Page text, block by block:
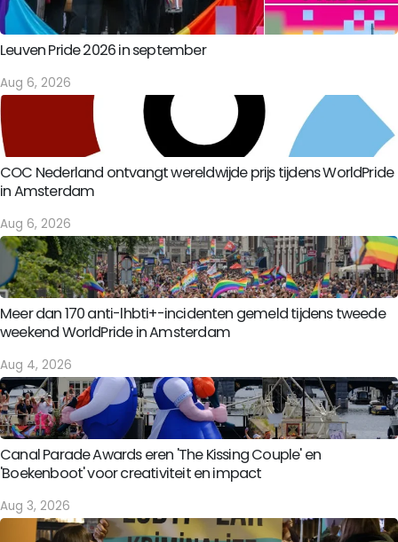
Leuven Pride 2026 in september
Aug 6, 2026
COC Nederland ontvangt wereldwijde prijs tijdens WorldPride
in Amsterdam
Aug 6, 2026
Meer dan 170 anti-lhbti+-incidenten gemeld tijdens tweede
weekend WorldPride in Amsterdam
Aug 4, 2026
Canal Parade Awards eren 'The Kissing Couple' en
'Boekenboot' voor creativiteit en impact
Aug 3, 2026